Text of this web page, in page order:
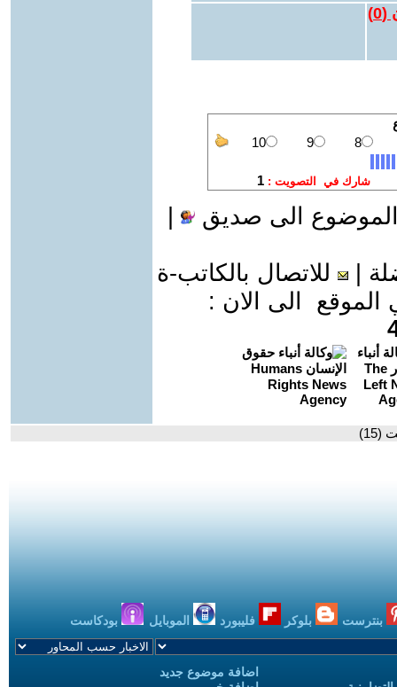
(
0
)
الى صديق
للاتصال بالكاتب-ة
الى الان :
بنترست بلوكر فليبورد الموبايل بودكاست
اضافة موضوع جديد